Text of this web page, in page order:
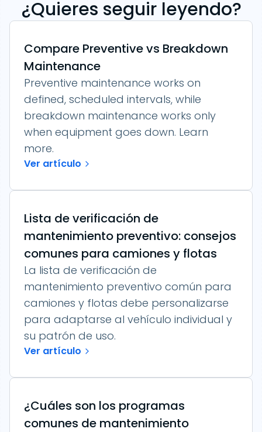
¿Quieres seguir leyendo?
Compare Preventive vs Breakdown
Maintenance
Preventive maintenance works on
defined, scheduled intervals, while
breakdown maintenance works only
when equipment goes down. Learn
more.
Ver artículo
Lista de verificación de
mantenimiento preventivo: consejos
comunes para camiones y flotas
La lista de verificación de
mantenimiento preventivo común para
camiones y flotas debe personalizarse
para adaptarse al vehículo individual y
su patrón de uso.
Ver artículo
¿Cuáles son los programas
comunes de mantenimiento